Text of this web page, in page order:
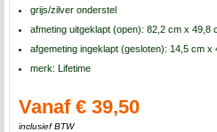
grijs/zilver onderstel
afmeting uitgeklapt (open): 82,2 cm x 49,8
afgemeting ingeklapt (gesloten): 14,5 cm x
merk: Lifetime
Vanaf € 39,50
inclusief BTW